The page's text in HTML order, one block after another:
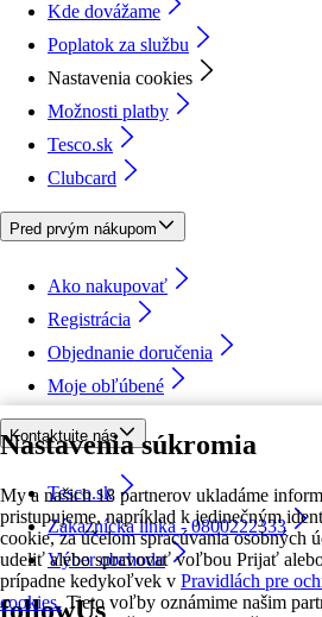
Nastavenia súkromia
My a našich 18 partnerov ukladáme
pristupujeme, napríklad k jedinečným
cookie, za účelom spracúvania osobných
udeliť alebo spravovať voľbou Prijať
prípadne kedykoľvek v Pravidlách pre
cookies. Tieto voľby oznámime našim
Kde dovážame
Poplatok za službu
Nastavenia cookies
Možnosti platby
Tesco.sk
Clubcard
Pred prvým nákupom
Ako nakupovať
Registrácia
Objednanie doručenia
Moje obľúbené
Kontaktujte nás
Tesco.sk
Zákaznícka linka - 0800222333
Výber obchodu
followUs